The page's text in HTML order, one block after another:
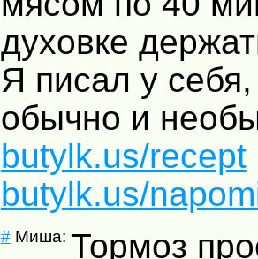
духовке
Я писал у
обычно и
butylk.us/recept
butylk.us/
#Миша: Тормоз